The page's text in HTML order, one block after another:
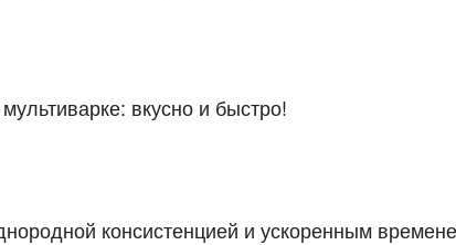
вкусно и быстро!
консистенцией и ускоренным